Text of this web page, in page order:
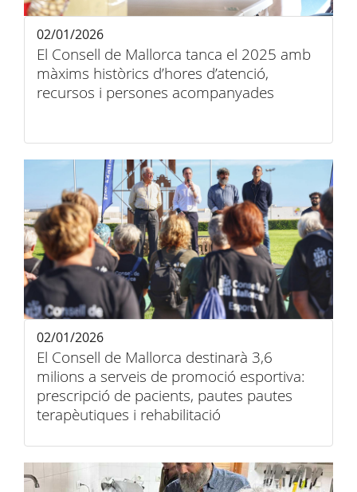
El Consell de Mallorca tanca el 2025 amb
màxims històrics d’hores d’atenció,
recursos i persones acompanyades
02/01/2026
El Consell de Mallorca destinarà 3,6
milions a serveis de promoció esportiva:
prescripció de pacients, pautes pautes
terapèutiques i rehabilitació
02/01/2026